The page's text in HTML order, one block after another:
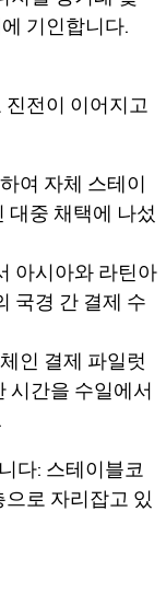
기인합니다.
전이 이어지고
여 자체 스테이
대중 채택에 나섰
아시아와 라틴아
국경 간 결제 수
인 결제 파일럿
시간을 수일에서
다: 스테이블코
로 자리잡고 있